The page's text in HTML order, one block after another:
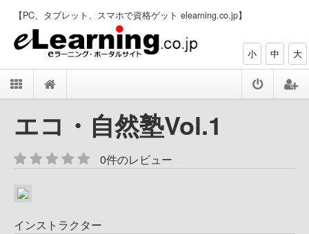
【PC、タブレット、スマホで資格ゲット elearning.co.jp】
小 中 大
エコ・自然塾Vol.1
0件のレビュー
インストラクター